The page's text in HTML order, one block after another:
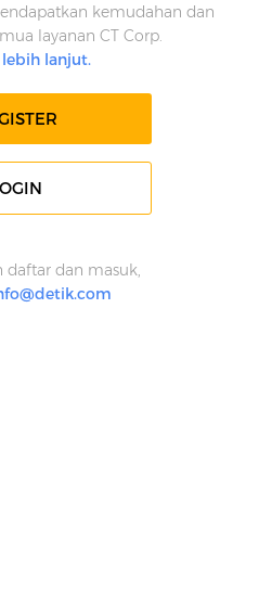
kemudahan dan
layanan CT Corp.
lebih lanjut.
daftar dan masuk,